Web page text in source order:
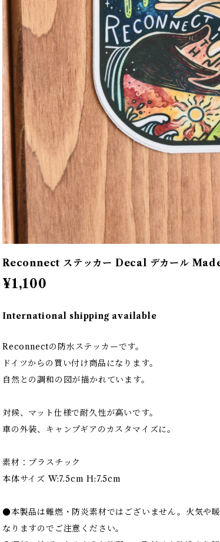
Reconnect ステッカー Decal デカール
¥1,100
International shipping available
Reconnectの防水ステッカーです。
ドイツからの買い付け商品になります。
自然との調和の図が描かれています。
対候、マット仕様で耐久性が高いです。
車の外装、キャンプギアのカスタマイズに。
素材：プラスチック
本体サイズ W:7.5cm H:7.5cm
●本製品は難燃・防炎素材ではございません。火気や
なりますのでご注意ください。